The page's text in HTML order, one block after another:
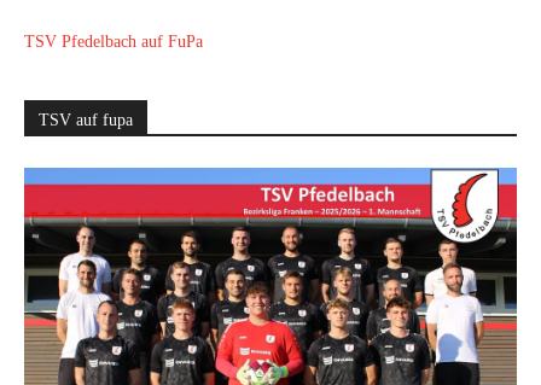
TSV Pfedelbach auf FuPa
TSV auf fupa